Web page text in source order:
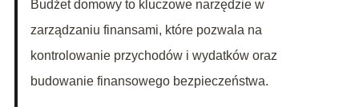
Budżet domowy to kluczowe narzędzie w
zarządzaniu finansami, które pozwala na
kontrolowanie przychodów i wydatków oraz
budowanie finansowego bezpieczeństwa.